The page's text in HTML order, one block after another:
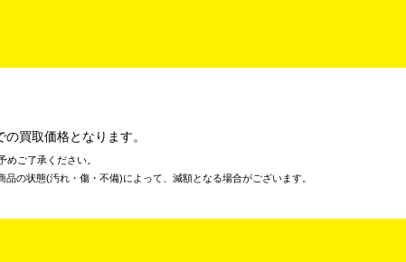
買取価格となります。
めご了承ください。
の状態(汚れ・傷・不備)によって、減額となる場合がございます。